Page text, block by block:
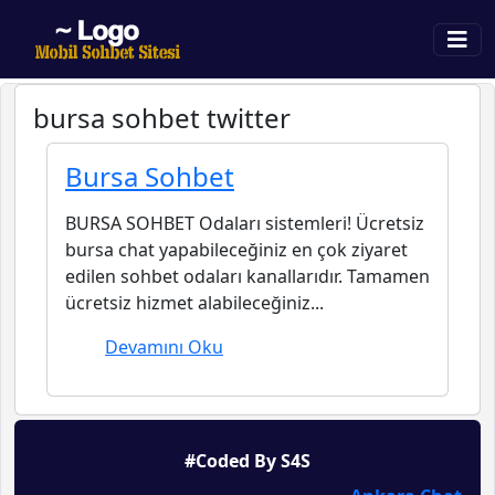
bursa sohbet twitter
Bursa Sohbet
BURSA SOHBET Odaları sistemleri! Ücretsiz
bursa chat yapabileceğiniz en çok ziyaret
edilen sohbet odaları kanallarıdır. Tamamen
ücretsiz hizmet alabileceğiniz...
Devamını Oku
#Coded By S4S